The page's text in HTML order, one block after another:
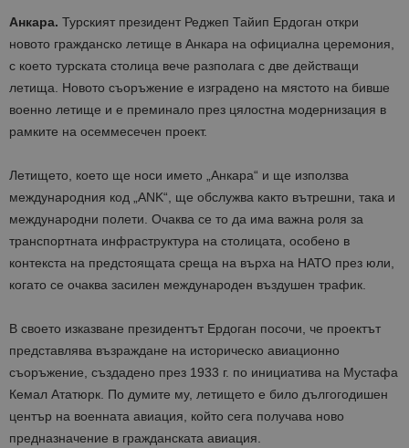
Анкара. Турският президент Реджеп Тайип Ердоган откри
новото гражданско летище в Анкара на официална церемония,
с което турската столица вече разполага с две действащи
летища. Новото съоръжение е изградено на мястото на бивше
военно летище и е преминало през цялостна модернизация в
рамките на осеммесечен проект.
Летището, което ще носи името „Анкара“ и ще използва
международния код „ANK“, ще обслужва както вътрешни, така и
международни полети. Очаква се то да има важна роля за
транспортната инфраструктура на столицата, особено в
контекста на предстоящата среща на върха на НАТО през юли,
когато се очаква засилен международен въздушен трафик.
В своето изказване президентът Ердоган посочи, че проектът
представлява възраждане на историческо авиационно
съоръжение, създадено през 1933 г. по инициатива на Мустафа
Кемал Ататюрк. По думите му, летището е било дългогодишен
център на военната авиация, който сега получава ново
предназначение в гражданската авиация.